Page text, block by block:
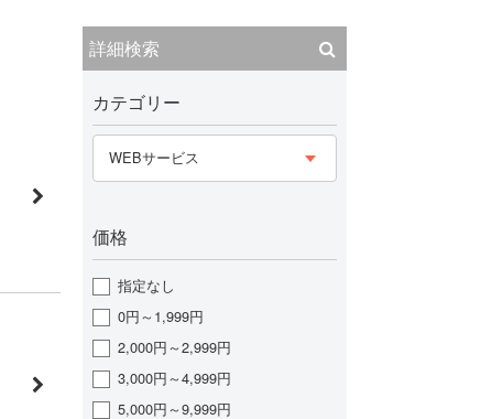
詳細検索
カテゴリー
WEBサービス
価格
指定なし
0円～1,999円
2,000円～2,999円
3,000円～4,999円
5,000円～9,999円